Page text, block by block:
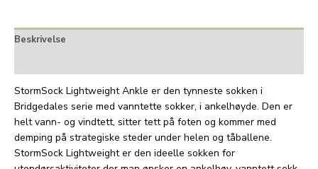
Beskrivelse
StormSock Lightweight Ankle er den tynneste sokken i
Bridgedales serie med vanntette sokker, i ankelhøyde. Den er
helt vann- og vindtett, sitter tett på foten og kommer med
demping på strategiske steder under helen og tåballene.
StormSock Lightweight er den ideelle sokken for